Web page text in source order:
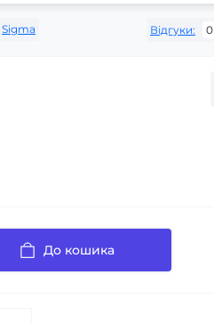
Sigma Відгуки: 0
До кошика